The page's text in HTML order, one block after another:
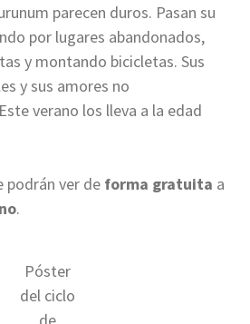
parecen duros. Pasan su
por lugares abandonados,
y montando bicicletas. Sus
y sus amores no
verano los lleva a la edad
podrán ver de forma gratuita a
.
Póster
del ciclo